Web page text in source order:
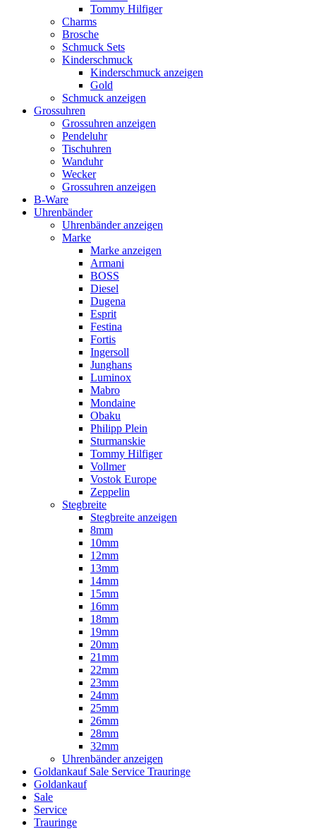
Tommy Hilfiger
Charms
Brosche
Schmuck Sets
Kinderschmuck
Kinderschmuck anzeigen
Gold
Schmuck anzeigen
Grossuhren
Grossuhren anzeigen
Pendeluhr
Tischuhren
Wanduhr
Wecker
Grossuhren anzeigen
B-Ware
Uhrenbänder
Uhrenbänder anzeigen
Marke
Marke anzeigen
Armani
BOSS
Diesel
Dugena
Esprit
Festina
Fortis
Ingersoll
Junghans
Luminox
Mabro
Mondaine
Obaku
Philipp Plein
Sturmanskie
Tommy Hilfiger
Vollmer
Vostok Europe
Zeppelin
Stegbreite
Stegbreite anzeigen
8mm
10mm
12mm
13mm
14mm
15mm
16mm
18mm
19mm
20mm
21mm
22mm
23mm
24mm
25mm
26mm
28mm
32mm
Uhrenbänder anzeigen
Goldankauf Sale Service Trauringe
Goldankauf
Sale
Service
Trauringe